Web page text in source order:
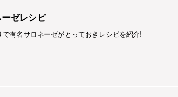
ゼレシピ
で有名サロネーゼがとっておきレシピを紹介!